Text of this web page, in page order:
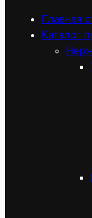
Главная
Каталог